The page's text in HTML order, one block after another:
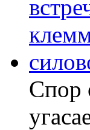
Спор